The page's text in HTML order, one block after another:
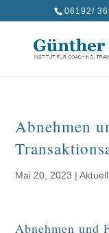
06192/
Abnehmen
Mai 20, 2023 |
Abnehmen und